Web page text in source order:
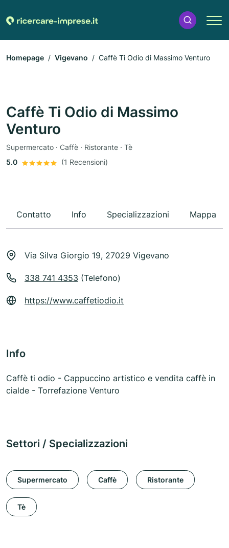
Homepage Vigevano Caffè Ti Odio di Massimo Venturo
Caffè Ti Odio di Massimo
Venturo
Supermercato · Caffè · Ristorante · Tè
5.0
(1 Recensioni)
Contatto Info Specializzazioni Mappa
Via Silva Giorgio 19, 27029 Vigevano
338 741 4353 (Telefono)
https://www.caffetiodio.it
Info
Caffè ti odio - Cappuccino artistico e vendita caffè in
cialde - Torrefazione Venturo
Settori / Specializzazioni
Supermercato Caffè Ristorante
Tè